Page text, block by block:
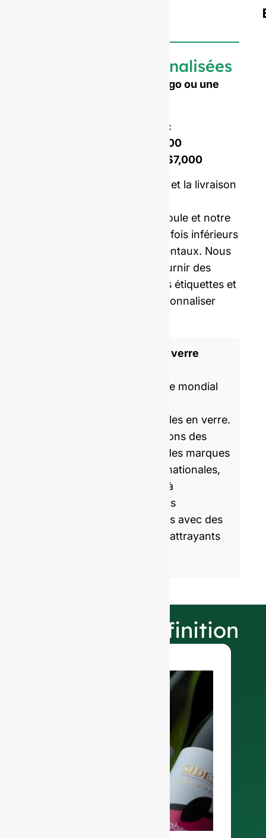
Bouteilles personnalisées
Besoin d'embosser votre logo ou une
Coût d'ouverture du moule :
$4,500
$7,000
Prix incluant les échantillons et la livraison
Nos coûts d'ouverture de moule et notre
MOQ sont en moyenne cinq fois inférieurs
à ceux des fabricants occidentaux. Nous
pouvons également vous fournir des
bouchons, des capsules, des étiquettes et
du film rétractable pour personnaliser
Fabricant de bouteilles en verre
GlassRock est un spécialiste mondial
personnalisation de bouteilles en verre.
Chaque jour, nous produisons des
emballages en verre pour des marques
partenaires locales et internationales,
en les aidant à emballer et à
commercialiser des produits
alimentaires et des boissons avec des
emballages en verre sains, attrayants
Nos choix de finition